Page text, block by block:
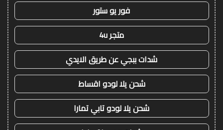
فور يو ستور
متجر 4u
شدات ببجي عن طريق الايدي
شحن يلا لودو اقساط
شحن يلا لودو تابي تمارا